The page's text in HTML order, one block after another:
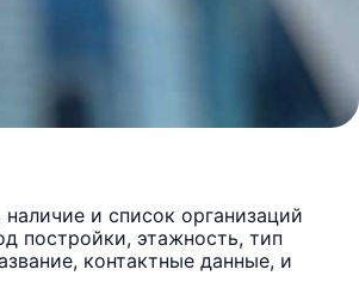
и список организаций
постройки, этажность, тип
контактные данные, и